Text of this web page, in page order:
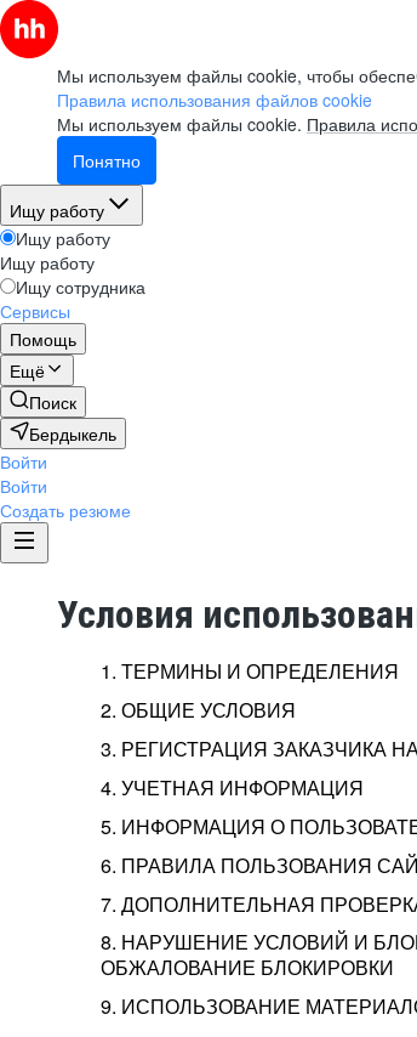
Мы используем файлы cookie, чтобы
Правила использования файлов cookie
Мы используем файлы cookie. Правила
Понятно
Ищу работу
Ищу работу
Ищу работу
Ищу сотрудника
Сервисы
Помощь
Ещё
Поиск
Бердыкель
Войти
Войти
Создать резюме
Условия
1. ТЕРМИНЫ И ОПРЕДЕЛЕНИЯ
2. ОБЩИЕ УСЛОВИЯ
3. РЕГИСТРАЦИЯ ЗАКАЗЧИКА
4. УЧЕТНАЯ ИНФОРМАЦИЯ
5. ИНФОРМАЦИЯ О
6. ПРАВИЛА ПОЛЬЗОВАНИЯ
7. ДОПОЛНИТЕЛЬНАЯ
8. НАРУШЕНИЕ УСЛОВИЙ И
ОБЖАЛОВАНИЕ БЛОКИРОВКИ
9. ИСПОЛЬЗОВАНИЕ